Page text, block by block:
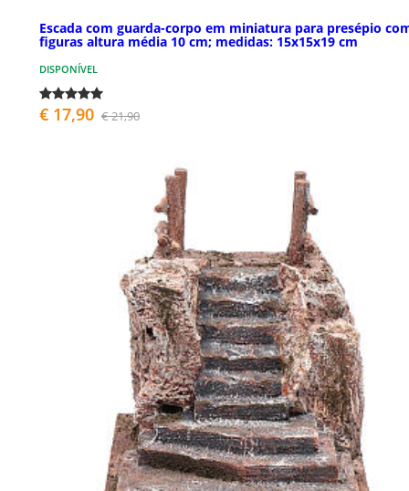
Escada com guarda-corpo em miniatura para presépio
figuras altura média 10 cm; medidas: 15x15x19 cm
DISPONÍVEL
€ 17,90 € 21,90